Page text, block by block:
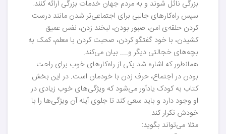
بزرگی نائل شوند و به مردم جهان خدمات بزرگی ارائه کنند.
سپس راه‌کارهای جالبی برای اجتماعی‌تر شدن مانند درست
کردن حلقه‌ی امن، صبور بودن، لبخند زدن، نفس عمیق
کشیدن، با خود گفتگو کردن، صحبت کردن با معلم، کمک به
بچه‌های خجالتی دیگر و.... بیان می‌کند.
همانطور که اشاره شد یکی از راه‌کارهای خوب برای راحت
بودن در اجتماع، حرف زدن با خودمان است. در این بخش
کتاب به کودک یادآور می‌شود که ویژگی‌های خوب زیادی در
او وجود دارد و باید سعی کند تا جلوی آینه آن ویژگی‌ها را با
خودش تکرار کند.
مثلا می‌تواند بگوید: